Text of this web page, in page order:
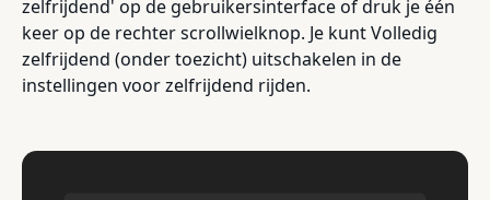
zelfrijdend' op de gebruikersinterface of druk je één
keer op de rechter scrollwielknop. Je kunt Volledig
zelfrijdend (onder toezicht) uitschakelen in de
instellingen voor zelfrijdend rijden.